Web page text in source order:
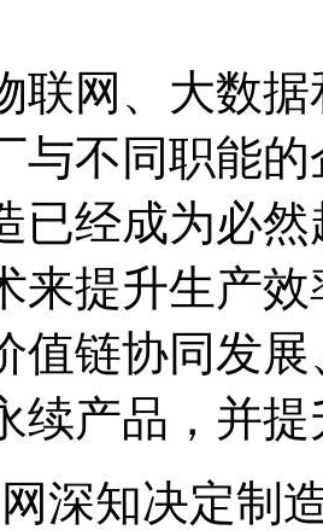
网、大
不同职能的
经成为必然
提升生产效
价值链协同发展
产品，并
深知决定制